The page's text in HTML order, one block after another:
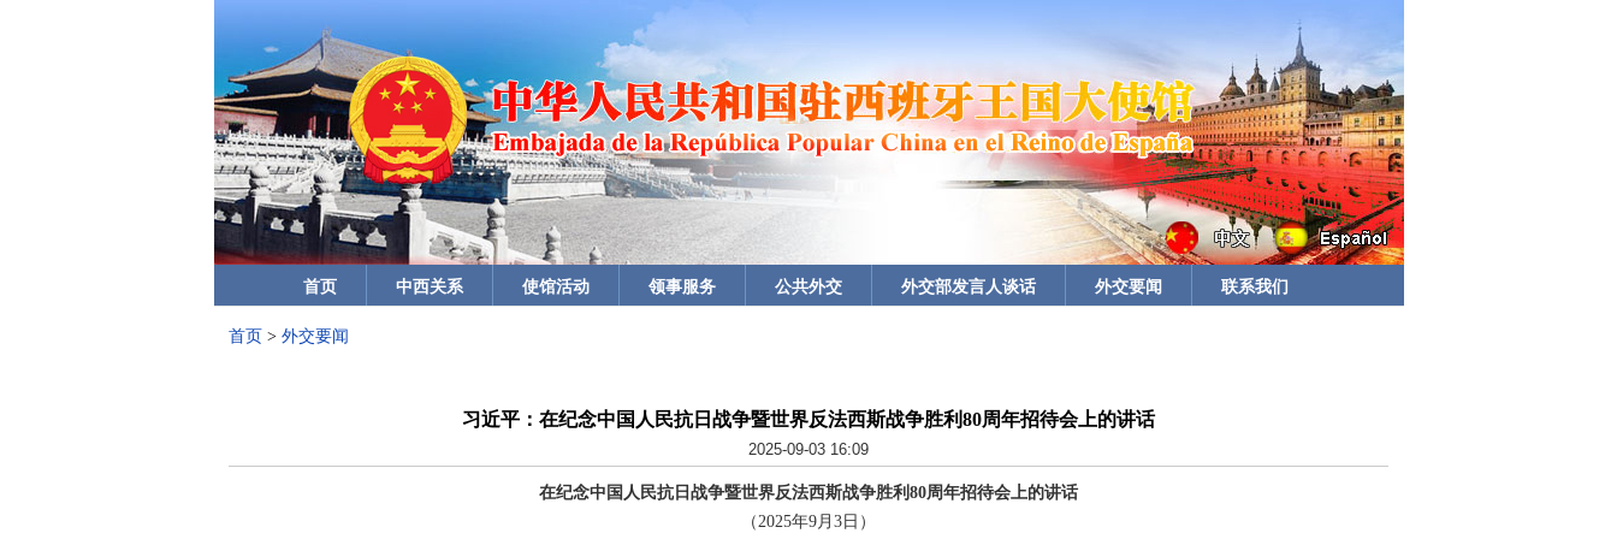
首页 中西关系 使馆活动 领事服务 公共外交 外交部发言人谈话 外交要闻 联系我们
首页 > 外交要闻
习近平：在纪念中国人民抗日战争暨世界反法西斯战争胜利80周年招待会上的讲话
2025-09-03 16:09
在纪念中国人民抗日战争暨世界反法西斯战争胜利80周年招待会上的讲话
（2025年9月3日）